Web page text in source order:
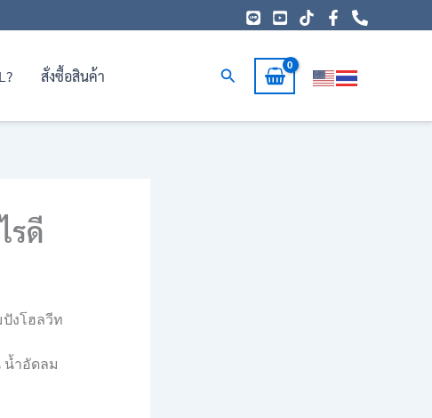
สั่งซื้อสินค้า Search
รดี
ปังโฮลวีท
น้ำอัดลม